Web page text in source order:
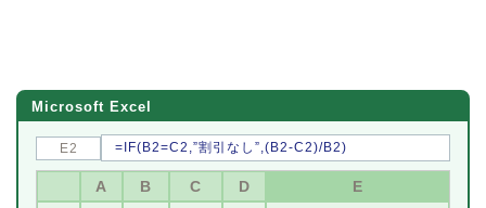
Microsoft Excel
E2 =IF(B2=C2,”割引なし”,(B2-C2)/B2)
A B C D E